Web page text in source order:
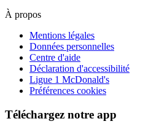
À propos
Mentions légales
Données personnelles
Centre d'aide
Déclaration d'accessibilité
Ligue 1 McDonald's
Préférences cookies
Téléchargez notre app